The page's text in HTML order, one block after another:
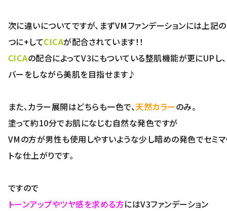
次に違いについてですが、まずVMファンデーションには上記
つに+してCICAが配合されています！！
CICAの配合によってV3にもついている整肌機能が更にUPし
バーをしながら美肌を目指せます♪
また、カラー展開はどちらも一色で、天然カラーのみ。
塗って約10分でお肌になじむ自然な発色ですが
VMの方が男性も使用しやすいような少し暗めの発色でセミマ
トな仕上がりです。
ですので
トーンアップやツヤ感を求める方にはV3ファンデーション